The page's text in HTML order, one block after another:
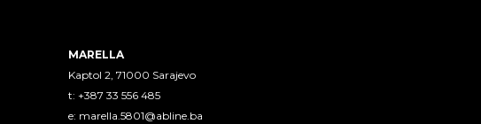
MARELLA
Kaptol 2, 71000 Sarajevo
t: +387 33 556 485
e: marella.5801@abline.ba